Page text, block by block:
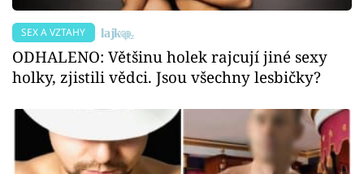
SEX A VZTAHY
ODHALENO: Většinu holek rajcují jiné sexy
holky, zjistili vědci. Jsou všechny lesbičky?